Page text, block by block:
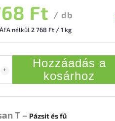
Ft / db
nélkül 2 768 Ft / 1 kg
Hozzáadás a
kosárhoz
T – Pázsit és fű